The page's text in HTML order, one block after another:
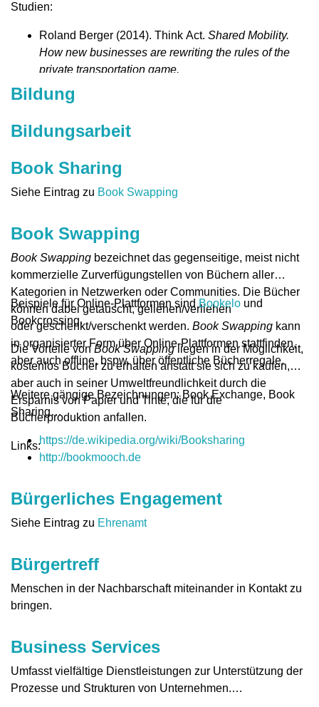
Studien:
Roland Berger (2014). Think Act. Shared Mobility.
How new businesses are rewriting the rules of the
private transportation game.
München.
Bullock, C., Brereton, F., & Bailey, S. (2017). The
sustainability and efficient functioning of
87. http://www.sciencedirect.com/science/article/pii/
Bildung
Bildungsarbeit
Book Sharing
Siehe Eintrag zu Book Swapping
Book Swapping
Book Swapping bezeichnet das gegenseitige, meist nicht
kommerzielle Zurverfügungstellen von Büchern aller
Kategorien in Netzwerken oder Communities. Die Bücher
können dabei getauscht, geliehen/verliehen
oder geschenkt/verschenkt werden. Book Swapping kann
in organisierter Form über Online-Plattformen stattfinden,
aber auch offline, bspw. über öffentliche Bücherregale.
Beispiele für Online-Plattformen sind Bookelo und
Bookcrossing.
Die Vorteile von Book Swappingliegen in der Möglichkeit,
kostenlos Bücher zu erhalten anstatt sie sich zu kaufen,
aber auch in seiner Umweltfreundlichkeit durch die
Ersparnis von Papier und Tinte, die für die
Bücherproduktion anfallen.
Weitere gängige Bezeichnungen: Book Exchange, Book
Sharing
Links:https://de.wikipedia.org/wiki/Booksharing
http://bookmooch.de
Bürgerliches Engagement
Siehe Eintrag zu Ehrenamt
Bürgertreff
Menschen in der Nachbarschaft miteinander in Kontakt zu
bringen.
Business Services
Umfasst vielfältige Dienstleistungen zur Unterstützung der
Prozesse und Strukturen von Unternehmen.